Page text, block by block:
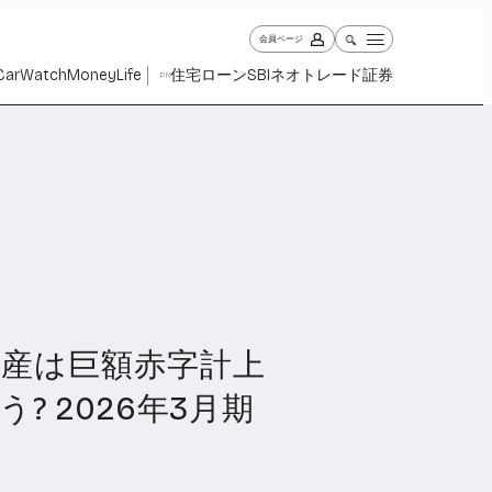
会員ページ
WatchMoneyLife PR住宅ローンSBIネオトレード証券
1030 Money1265 Life
は巨額赤字計上
? 2026年3月期